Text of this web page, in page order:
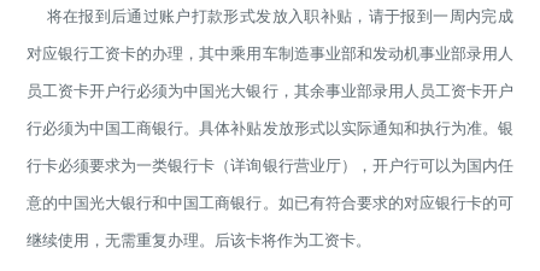
将在报到后通过账户打款形式发放入职补贴，请于报到一周内完成
对应银行工资卡的办理，其中乘用车制造事业部和发动机事业部录用人
员工资卡开户行必须为中国光大银行，其余事业部录用人员工资卡开户
行必须为中国工商银行。具体补贴发放形式以实际通知和执行为准。银
行卡必须要求为一类银行卡（详询银行营业厅），开户行可以为国内任
意的中国光大银行和中国工商银行。如已有符合要求的对应银行卡的可
继续使用，无需重复办理。后该卡将作为工资卡。